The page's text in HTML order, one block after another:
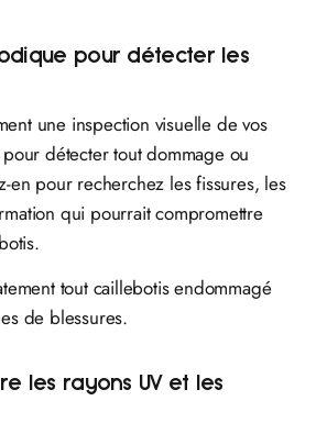
pour détecter les
une inspection visuelle de vos
détecter tout dommage ou
en pour recherchez les fissures, les
qui pourrait compromettre
tout caillebotis endommagé
de blessures.
les rayons UV et les